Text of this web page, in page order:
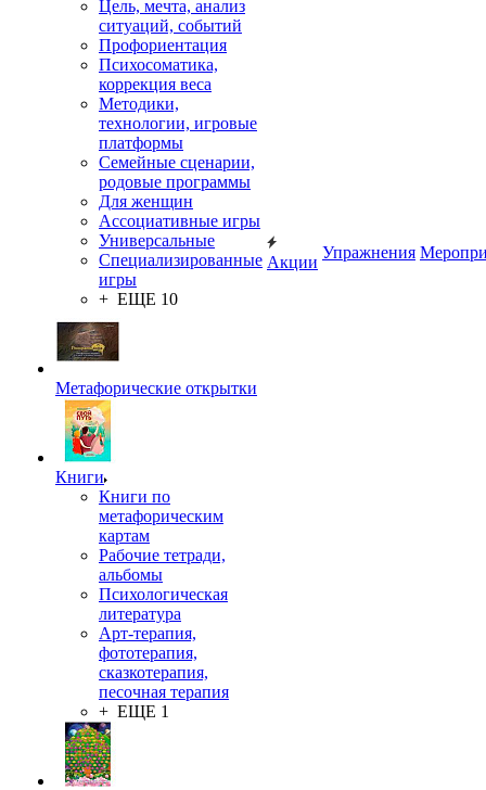
Цель, мечта, анализ
ситуаций, событий
Профориентация
Психосоматика,
коррекция веса
Методики,
технологии, игровые
платформы
Семейные сценарии,
родовые программы
Для женщин
Ассоциативные игры
Универсальные
Специализированные
игры
+ ЕЩЕ 10
Метафорические открытки
Книги
Книги по
метафорическим
картам
Рабочие тетради,
альбомы
Психологическая
литература
Арт-терапия,
фототерапия,
сказкотерапия,
песочная терапия
+ ЕЩЕ 1
Акции
Упражнения